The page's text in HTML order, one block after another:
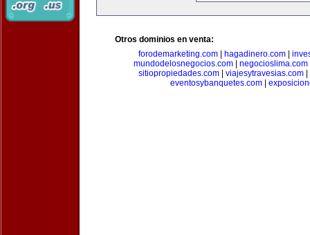
Otros dominios en venta:
forodemarketing.com| hagadinero.com|
mundodelosnegocios.com| negocioslima.com
sitiopropiedades.com| viajesytravesias.com|
eventosybanquetes.com